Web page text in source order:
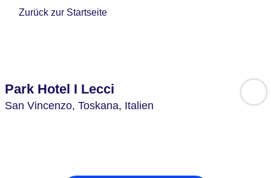
Zurück zur Startseite
Park Hotel I Lecci
San Vincenzo, Toskana, Italien